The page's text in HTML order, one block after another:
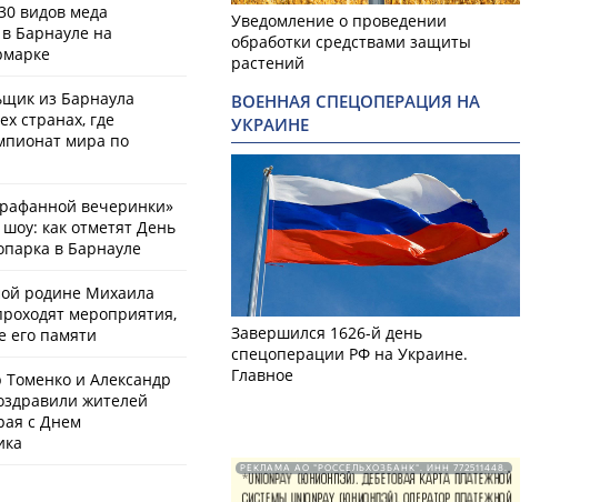
видов меда
Барнауле на
из Барнаула
странах, где
мира по
вечеринки»
как отметят День
в Барнауле
родине Михаила
мероприятия,
его памяти
Томенко и Александр
жителей
с Днем
Уведомление о проведении
обработки средствами защиты
растений
ВОЕННАЯ СПЕЦОПЕРАЦИЯ НА
УКРАИНЕ
Завершился 1626-й день
спецоперации РФ на Украине.
Главное
РЕКЛАМА АО "РОССЕЛЬХОЗБАНК". ИНН 772511448.